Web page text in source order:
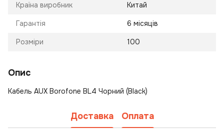
Країна виробник Китай
Гарантія 6 місяців
Розміри 100
Опис
Кабель AUX Borofone BL4 Чорний (Black)
Доставка Оплата